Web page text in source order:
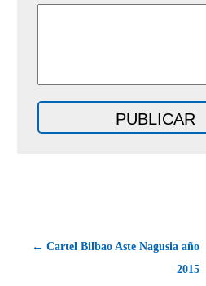
← Cartel Bilbao Aste Nagusia año
2015